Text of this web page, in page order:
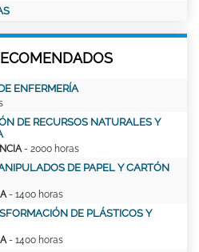
ENFERMERÍA
DE RECURSOS NATURALES Y
- 2000 horas
DE PAPEL Y CARTÓN
- 1400 horas
DE PLÁSTICOS Y
- 1400 horas